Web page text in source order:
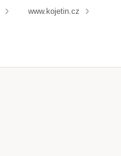
www.kojetin.cz